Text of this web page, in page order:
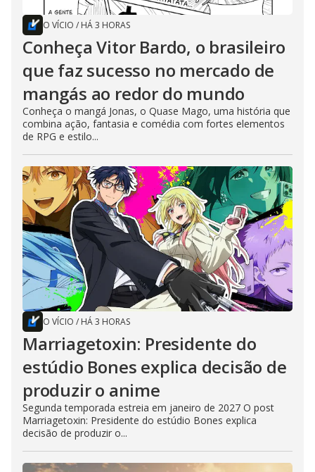
O VÍCIO / HÁ 3 HORAS
Conheça Vitor Bardo, o brasileiro
que faz sucesso no mercado de
mangás ao redor do mundo
Conheça o mangá Jonas, o Quase Mago, uma história que
combina ação, fantasia e comédia com fortes elementos
de RPG e estilo...
O VÍCIO / HÁ 3 HORAS
Marriagetoxin: Presidente do
estúdio Bones explica decisão de
produzir o anime
Segunda temporada estreia em janeiro de 2027 O post
Marriagetoxin: Presidente do estúdio Bones explica
decisão de produzir o...